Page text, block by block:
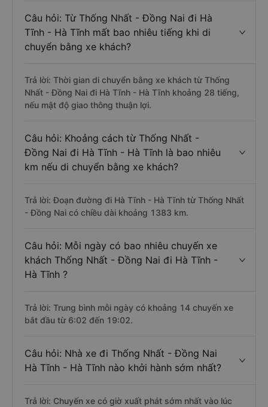
Câu hỏi: Từ Thống Nhất - Đồng Nai đi Hà
Tĩnh - Hà Tĩnh mất bao nhiêu tiếng khi di
chuyển bằng xe khách?
Trả lời: Thời gian di chuyển bằng xe khách từ Thống
Nhất - Đồng Nai đi Hà Tĩnh - Hà Tĩnh khoảng 28 tiếng,
nếu mật độ giao thông thuận lợi.
Câu hỏi: Khoảng cách từ Thống Nhất -
Đồng Nai đi Hà Tĩnh - Hà Tĩnh là bao nhiêu
km nếu di chuyển bằng xe khách?
Trả lời: Đoạn đường đi Hà Tĩnh - Hà Tĩnh từ Thống Nhất
- Đồng Nai có chiều dài khoảng 1383 km.
Câu hỏi: Mỗi ngày có bao nhiêu chuyến xe
khách Thống Nhất - Đồng Nai đi Hà Tĩnh -
Hà Tĩnh ?
Trả lời: Trung bình mỗi ngày có khoảng 14 chuyến xe
bắt đầu từ 6:02 đến 19:02.
Câu hỏi: Nhà xe đi Thống Nhất - Đồng Nai
Hà Tĩnh - Hà Tĩnh nào khởi hành sớm nhất?
Trả lời: Chuyến xe có giờ xuất phát sớm nhất vào lúc